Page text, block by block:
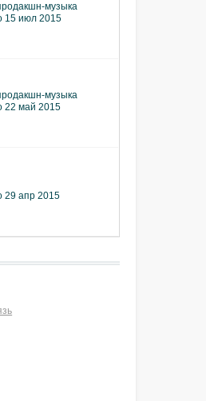
музыка
15 июл 2015
музыка
22 май 2015
29 апр 2015